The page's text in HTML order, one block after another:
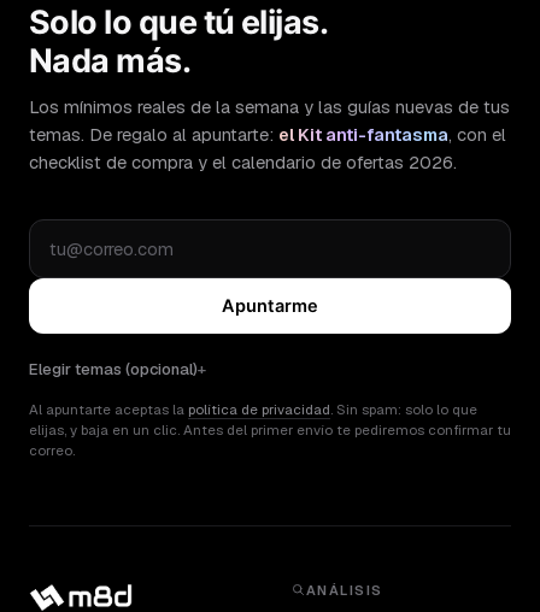
Solo lo que tú elijas.
Nada más.
Los mínimos reales de la semana y las guías nuevas de tus
temas. De regalo al apuntarte: el Kit anti-fantasma, con el
checklist de compra y el calendario de ofertas 2026.
Apuntarme
Elegir temas (opcional)
Al apuntarte aceptas la política de privacidad . Sin spam: solo lo que
elijas, y baja en un clic. Antes del primer envío te pediremos confirmar tu
correo.
ANÁLISIS